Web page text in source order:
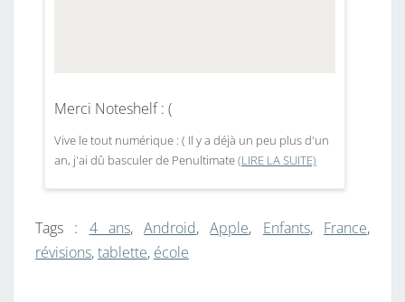
Merci Noteshelf : (
Vive le tout numérique : ( Il y a déjà un peu plus d'un
an, j'ai dû basculer de Penultimate(LIRE LA SUITE)
Tags : 4 ans,Android,Apple, Enfants, France,
révisions,tablette, école